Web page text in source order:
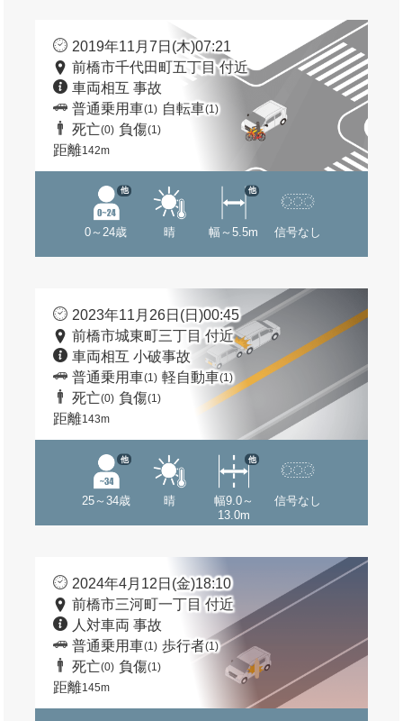
2019年11月7日(木)07:21
前橋市千代田町五丁目 付近
車両相互 事故
普通乗用車(1) 自転車(1)
死亡(0) 負傷(1)
距離142m
0～24歳
他
晴 幅～5.5m
他
信号なし
2023年11月26日(日)00:45
前橋市城東町三丁目 付近
車両相互 小破事故
普通乗用車(1) 軽自動車(1)
死亡(0) 負傷(1)
距離143m
25～34歳
他
晴
幅9.0～
13.0m
他
信号なし
2024年4月12日(金)18:10
前橋市三河町一丁目 付近
人対車両 事故
普通乗用車(1) 歩行者(1)
死亡(0) 負傷(1)
距離145m